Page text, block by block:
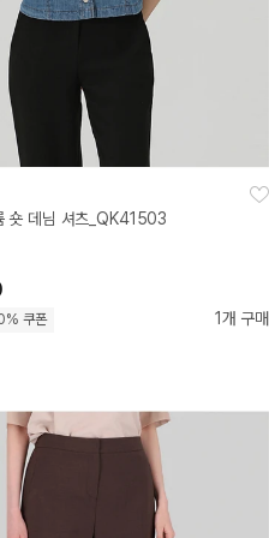
숏 데님 셔츠_QK41503
쿠폰 1개 구매